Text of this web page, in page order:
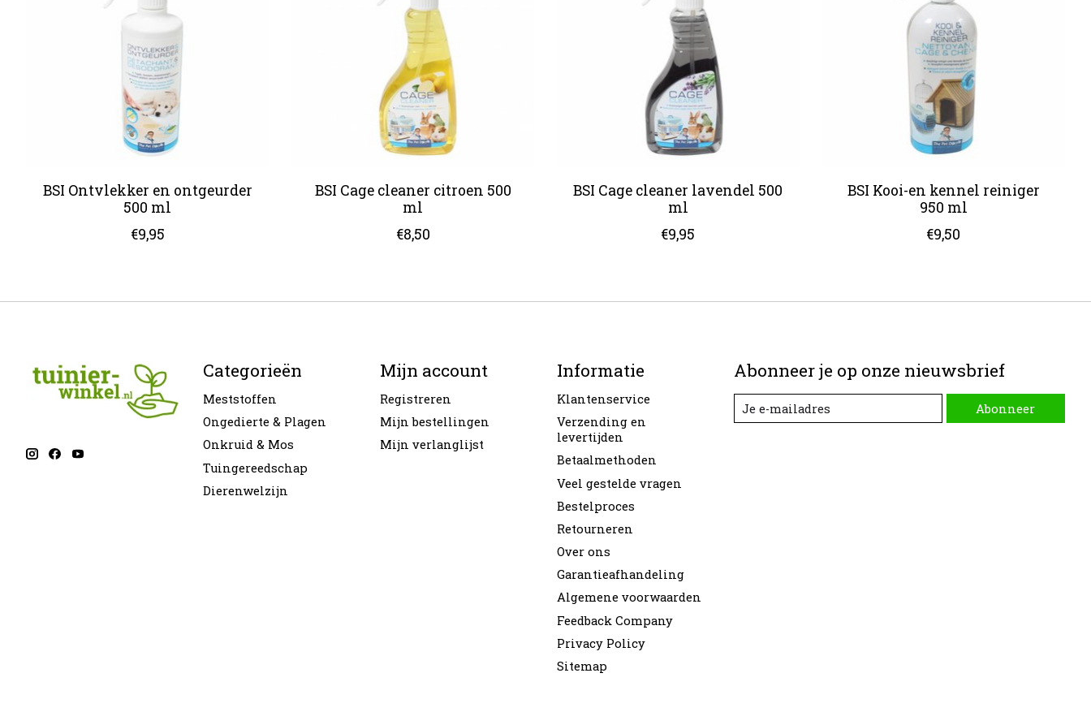
BSI Ontvlekker en ontgeurder
500 ml
€9,95
BSI Cage cleaner citroen 500
ml
€8,50
BSI Cage cleaner lavendel 500
ml
€9,95
BSI Kooi-en kennel reiniger
950 ml
€9,50
Categorieën
Meststoffen
Ongedierte & Plagen
Onkruid & Mos
Tuingereedschap
Dierenwelzijn
Mijn account
Registreren
Mijn bestellingen
Mijn verlanglijst
Informatie
Klantenservice
Verzending en
levertijden
Betaalmethoden
Veel gestelde vragen
Bestelproces
Retourneren
Over ons
Garantieafhandeling
Algemene voorwaarden
Feedback Company
Privacy Policy
Sitemap
Abonneer je op onze nieuwsbrief
Abonneer